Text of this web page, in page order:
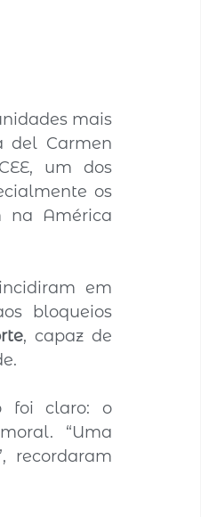
mais
del Carmen
um dos
os
na América
em
bloqueios
, capaz de
foi claro: o
“Uma
recordaram